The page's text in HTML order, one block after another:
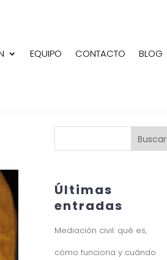
EQUIPO CONTACTO BLOG
Buscar
Últimas
entradas
Mediación civil: qué es,
cómo funciona y cuándo